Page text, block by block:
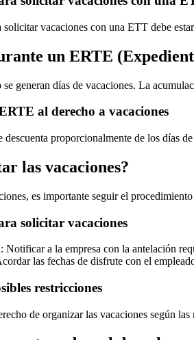
vacaciones con una ETT debe
un ERTE
generan días de vacaciones. La
al derecho a vacaciones
proporcionalmente de los días
las vacaciones?
es importante seguir el
solicitar vacaciones
: Notificar a la empresa con la antelación
las fechas de disfrute con el
restricciones
de organizar las vacaciones según